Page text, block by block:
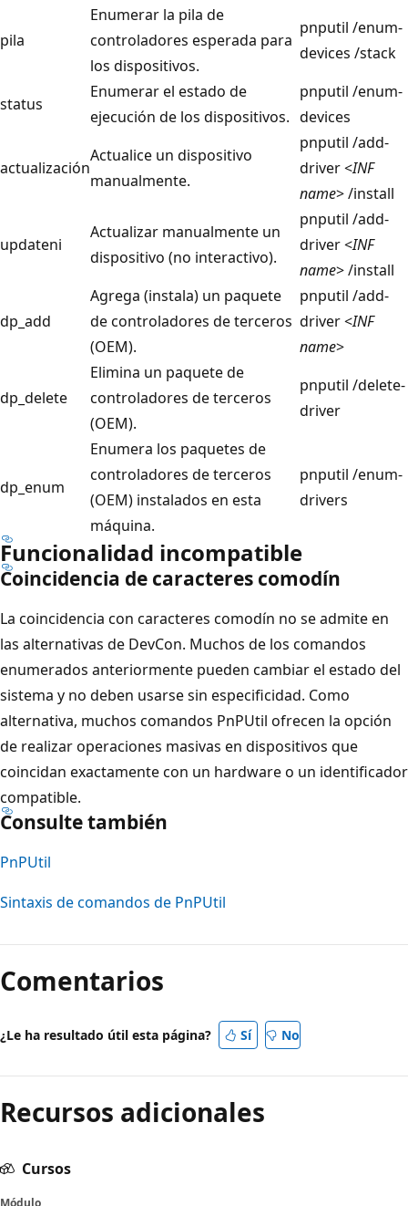
pila
Enumerar la pila de
controladores esperada para
los dispositivos.
pnputil /enum-
devices /stack
status
Enumerar el estado de
ejecución de los dispositivos.
pnputil /enum-
devices
actualización
Actualice un dispositivo
manualmente.
pnputil /add-
driver <INF
name> /install
updateni
Actualizar manualmente un
dispositivo (no interactivo).
pnputil /add-
driver <INF
name> /install
dp_add
Agrega (instala) un paquete
de controladores de terceros
(OEM).
pnputil /add-
driver <INF
name>
dp_delete
Elimina un paquete de
controladores de terceros
(OEM).
pnputil /delete-
driver
dp_enum
Enumera los paquetes de
controladores de terceros
(OEM) instalados en esta
máquina.
pnputil /enum-
drivers
Funcionalidad incompatible
Coincidencia de caracteres comodín
La coincidencia con caracteres comodín no se admite en
las alternativas de DevCon. Muchos de los comandos
enumerados anteriormente pueden cambiar el estado del
sistema y no deben usarse sin especificidad. Como
alternativa, muchos comandos PnPUtil ofrecen la opción
de realizar operaciones masivas en dispositivos que
coincidan exactamente con un hardware o un identificador
compatible.
Consulte también
PnPUtil
Sintaxis de comandos de PnPUtil
de
lectura
Comentarios
¿Le ha resultado útil esta página? Sí No
Recursos adicionales
Cursos
Módulo